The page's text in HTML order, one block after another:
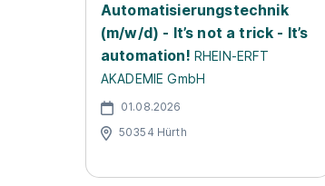
Automatisierungstechnik
(m/w/d) - It’s not a trick - It’s
automation! RHEIN-ERFT
AKADEMIE GmbH
01.08.2026
50354 Hürth